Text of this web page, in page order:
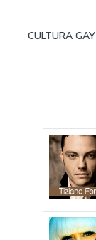
CULTURA GAY